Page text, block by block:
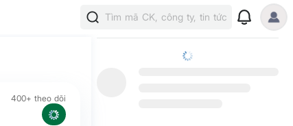
Tìm mã CK, công ty, tin tức
400+ theo dõi